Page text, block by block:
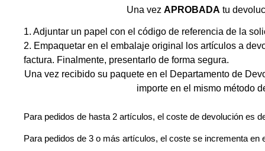
Una vez APROBADA tu
1. Adjuntar un papel con el código de referencia de la
2. Empaquetar en el embalaje original los artículos a
factura. Finalmente, presentarlo de forma segura.
Una vez recibido su paquete en el Departamento de
importe en el mismo método
Para pedidos de hasta 2 artículos, el coste de devolución es
Para pedidos de 3 o más artículos, el coste se incrementa